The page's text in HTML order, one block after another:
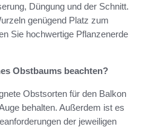
Düngung und der Schnitt.
genügend Platz zum
Sie hochwertige Pflanzenerde
Obstbaums beachten?
Obstsorten für den Balkon
behalten. Außerdem ist es
der jeweiligen